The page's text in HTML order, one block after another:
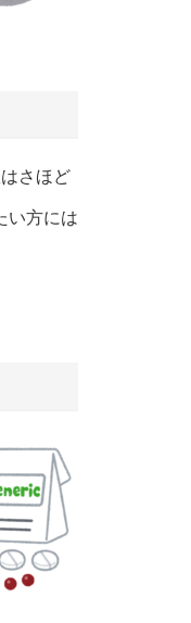
さほど
い方には